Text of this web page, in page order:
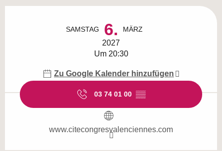
SAMSTAG 6. MÄRZ
2027
Um 20:30
Zu Google Kalender hinzufügen
03 74 01 00 ▒▒
www.citecongresvalenciennes.com